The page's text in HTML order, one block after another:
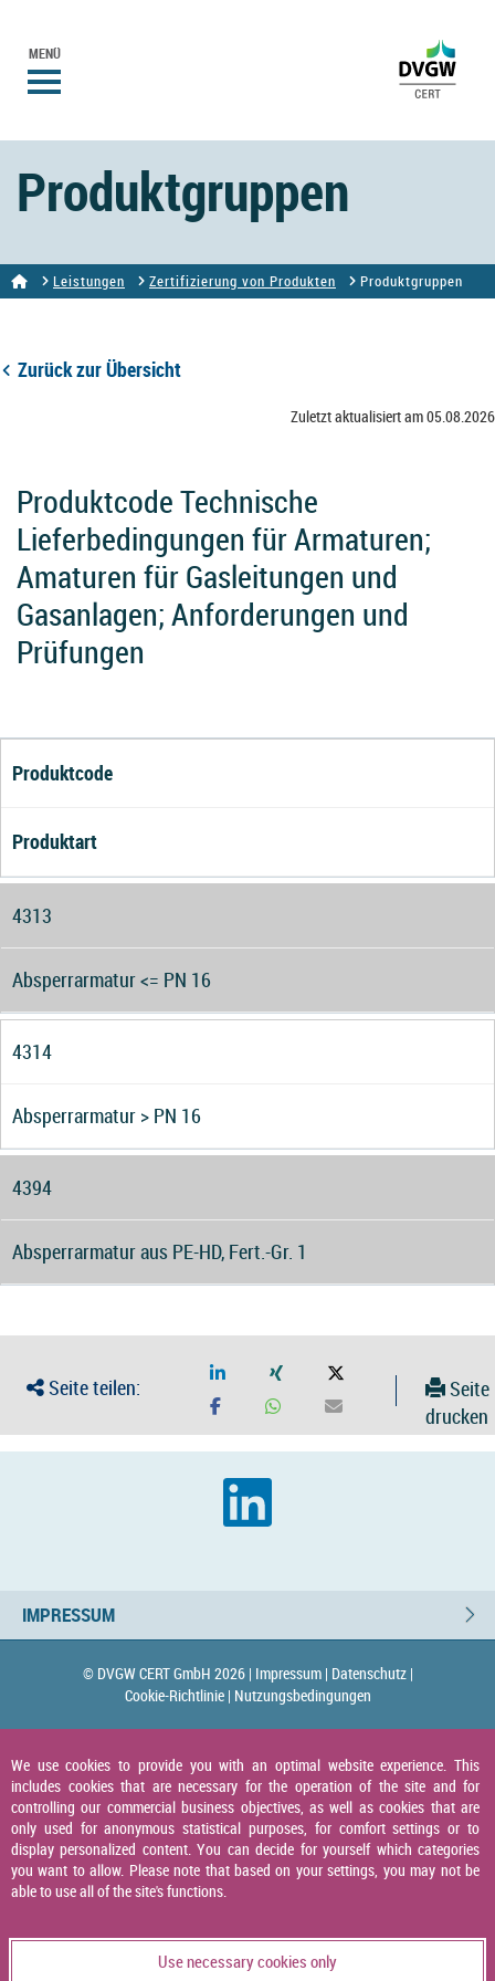
MENÜ
Produktgruppen
Leistungen Zertifizierung von Produkten Produktgruppen
Zurück zur Übersicht
Zuletzt aktualisiert am 05.08.2026
Produktcode Technische
Lieferbedingungen für Armaturen;
Amaturen für Gasleitungen und
Gasanlagen; Anforderungen und
Prüfungen
Produktcode
Produktart
4313
Absperrarmatur <= PN 16
4314
Absperrarmatur > PN 16
4394
Absperrarmatur aus PE-HD, Fert.-Gr. 1
Seite teilen:
Seite
drucken
IMPRESSUM
© DVGW CERT GmbH 2026 | Impressum | Datenschutz |
Cookie-Richtlinie | Nutzungsbedingungen
We use cookies to provide you with an optimal website experience. This
includes cookies that are necessary for the operation of the site and for
controlling our commercial business objectives, as well as cookies that are
only used for anonymous statistical purposes, for comfort settings or to
display personalized content. You can decide for yourself which categories
you want to allow. Please note that based on your settings, you may not be
able to use all of the site's functions.
Use necessary cookies only